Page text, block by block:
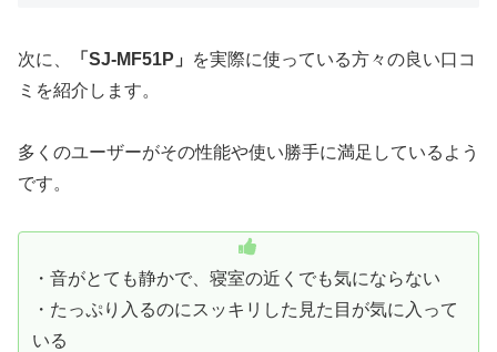
次に、 「SJ-MF51P」
を実際に使っている方々の良い口コ
ミを紹介します。
多くのユーザーがその性能や使い勝手に満足しているよう
です。
・音がとても静かで、寝室の近くでも気にならない
・たっぷり入るのにスッキリした見た目が気に入って
いる